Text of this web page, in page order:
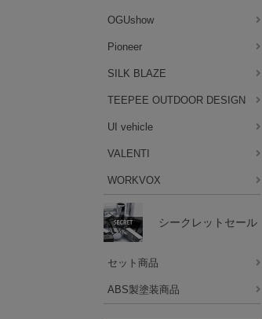
OGUshow
Pioneer
SILK BLAZE
TEEPEE OUTDOOR DESIGN
UI vehicle
VALENTI
WORKVOX
シークレットセール
セット商品
ABS製塗装商品